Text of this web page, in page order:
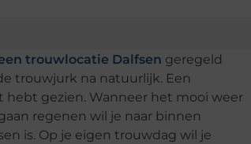
trouwlocatie Dalfsen geregeld
trouwjurk na natuurlijk. Een
gezien. Wanneer het mooi weer
regenen wil je naar binnen
is. Op je eigen trouwdag wil je